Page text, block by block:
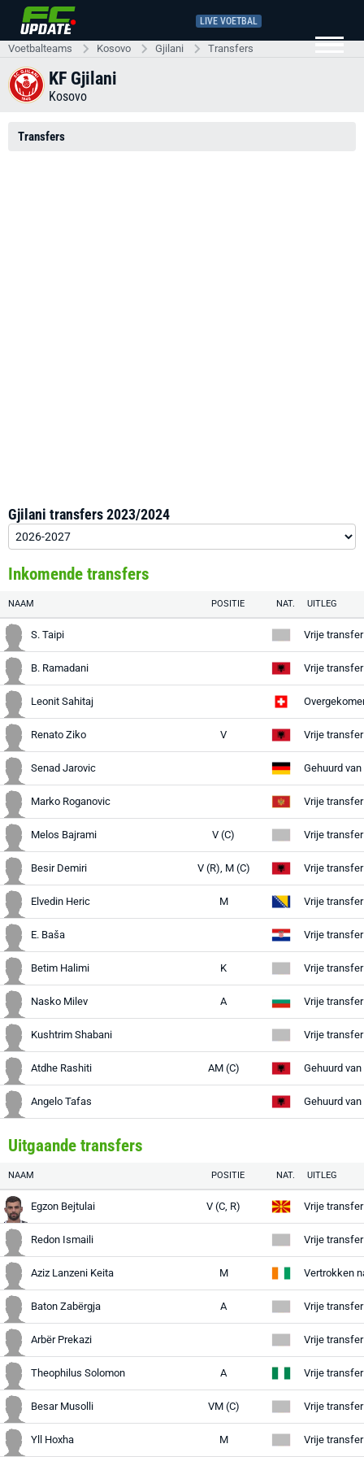
LIVE VOETBAL
Voetbalteams Kosovo Gjilani Transfers
KF Gjilani
Kosovo
Transfers
Gjilani transfers 2023/2024
Inkomende transfers
NAAM POSITIE NAT. UITLEG
S. Taipi Vrije
B. Ramadani Vrije
Leonit Sahitaj
Renato Ziko V Vrije
Senad Jarovic Gehuurd van
Marko Roganovic Vrije
Melos Bajrami V (C) Vrije
Besir Demiri V (R), M (C) Vrije
Elvedin Heric M Vrije
E. Baša Vrije
Betim Halimi K Vrije
Nasko Milev A Vrije
Kushtrim Shabani Vrije
Atdhe Rashiti AM (C) Gehuurd van
Angelo Tafas Gehuurd van
Uitgaande transfers
NAAM POSITIE NAT. UITLEG
Egzon Bejtulai V (C, R)
Redon Ismaili Vrije
Aziz Lanzeni Keita M Vertrokken
Baton Zabërgja A
Arbër Prekazi
Theophilus Solomon A
Besar Musolli VM (C)
Yll Hoxha M